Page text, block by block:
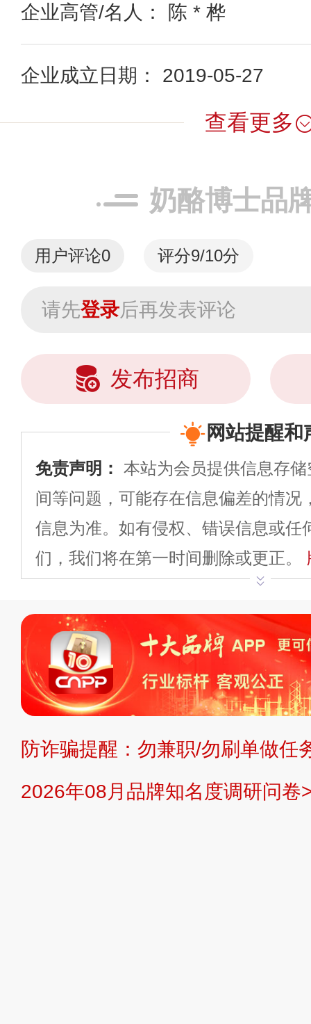
企业高管/名人： 陈 * 桦
企业成立日期： 2019-05-27
查看更多
奶酪博士品
用户评论0 评分9/10分
请先登录后再发表评论
发布招商
网站提醒和
免责声明： 本站为会员提供信息存
间等问题，可能存在信息偏差的情况
信息为准。如有侵权、错误信息或任
们，我们将在第一时间删除或更正。
平台自有内容（文字
标、LOGO 等）知识产权归本站所
复制、转载、商用。本站不生产产
不代理、不招商、不提供中介服务。
持投资购买的观点或意见，页面信息
提交说明： 快速提交发布>> 提交品
防诈骗提醒：勿兼职/勿刷单做任
2026年08月品牌知名度调研问卷